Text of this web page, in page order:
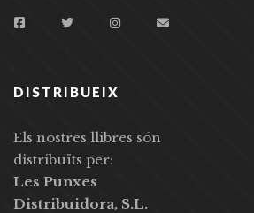
DISTRIBUEIX
Els nostres llibres són
distribuïts per:
Les Punxes
Distribuidora, S.L.